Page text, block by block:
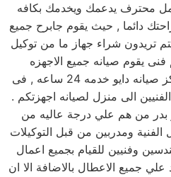
محترف يدعمك ويخدمك بكافه
دائما , حيث يقوم جابرح جميع
تريدون شراء جهاز ما من توكيل
يقوم صيانه جميع الاجهزه
الكهربائيه, كما توفر لكم مرلكز صيانه دايو خدمه 24 ساعه , فى
الى منزل لصيانه اجهزتكم .
بدر من هم علي درجة عاليه من
الفنية ومدربين من قبل التوكيلات
وفنيين للقيام بجميع اعمال
جميع الاعطال بالاضافة الا ان